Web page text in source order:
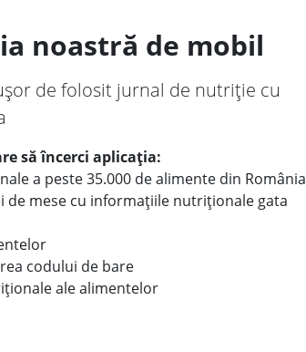
noastră de mobil
de folosit jurnal de nutriție cu
să încerci aplicația:
a peste 35.000 de alimente din România
de mese cu informațiile nutriționale gata
codului de bare
ale alimentelor